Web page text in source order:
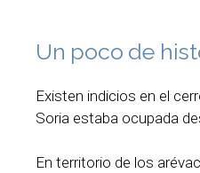
Un poco de
Existen indicios en el
Soria estaba ocupada
En territorio de los